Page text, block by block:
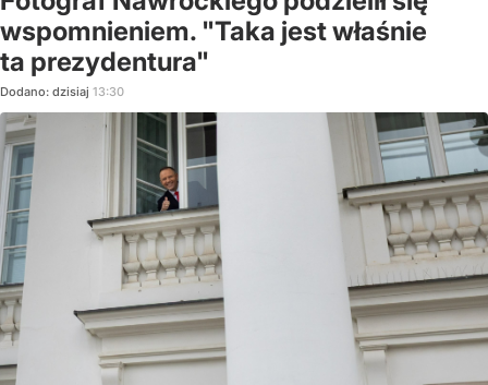
wspomnieniem. "Taka jest właśnie
ta prezydentura"
Dodano: dzisiaj 13:30